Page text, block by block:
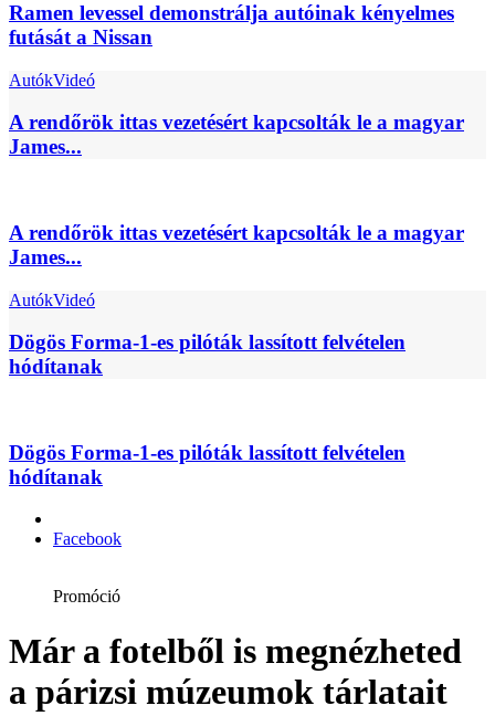
Ramen levessel demonstrálja autóinak kényelmes
futását a Nissan
AutókVideó
A rendőrök ittas vezetésért kapcsolták le a magyar
James...
A rendőrök ittas vezetésért kapcsolták le a magyar
James...
AutókVideó
Dögös Forma-1-es pilóták lassított felvételen
hódítanak
Dögös Forma-1-es pilóták lassított felvételen
hódítanak
Facebook
Promóció
Már a fotelből is megnézheted
a párizsi múzeumok tárlatait